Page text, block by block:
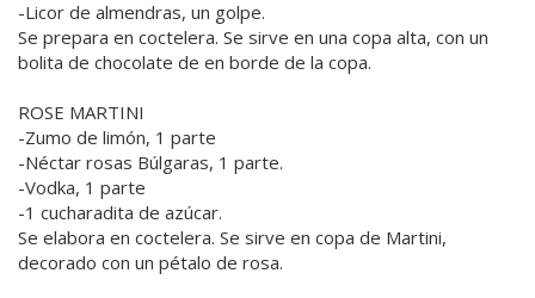
-Licor de almendras, un golpe.
Se prepara en coctelera. Se sirve en una copa alta, con un
bolita de chocolate de en borde de la copa.
ROSE MARTINI
-Zumo de limón, 1 parte
-Néctar rosas Búlgaras, 1 parte.
-Vodka, 1 parte
-1 cucharadita de azúcar.
Se elabora en coctelera. Se sirve en copa de Martini,
decorado con un pétalo de rosa.